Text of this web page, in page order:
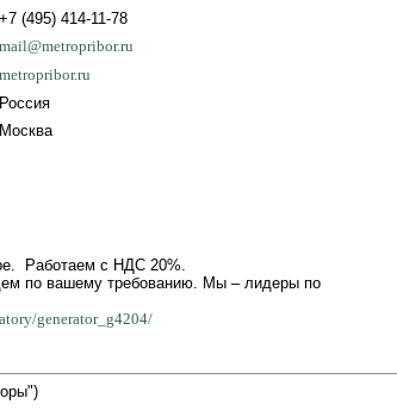
+7 (495) 414-11-78
mail@metropribor.ru
metropribor.ru
Россия
Москва
Работаем с НДС 20%.
по вашему требованию. Мы – лидеры по
generator_g4204/